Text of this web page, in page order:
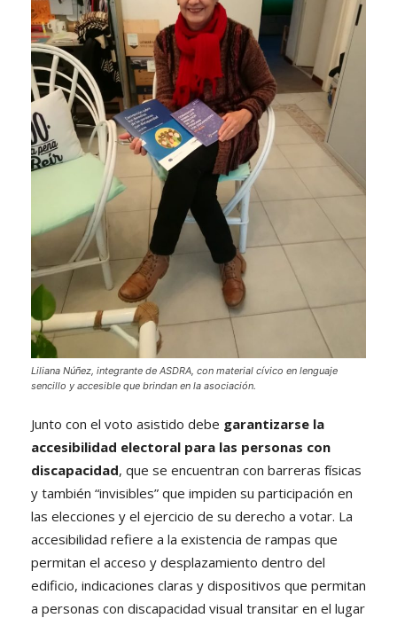
Liliana Núñez, integrante de ASDRA, con material cívico en lenguaje
sencillo y accesible que brindan en la asociación.
Junto con el voto asistido debe garantizarse la
accesibilidad electoral para las personas con
discapacidad, que se encuentran con barreras físicas
y también “invisibles” que impiden su participación en
las elecciones y el ejercicio de su derecho a votar. La
accesibilidad refiere a la existencia de rampas que
permitan el acceso y desplazamiento dentro del
edificio, indicaciones claras y dispositivos que permitan
a personas con discapacidad visual transitar en el lugar